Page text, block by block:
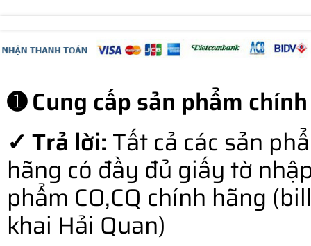
➊ Cung cấp sản phẩm
✓ Trả lời:Tất cả các sản
hãng có đầy đủ giấy tờ
phẩm CO,CQ chính hãng
khai Hải Quan)